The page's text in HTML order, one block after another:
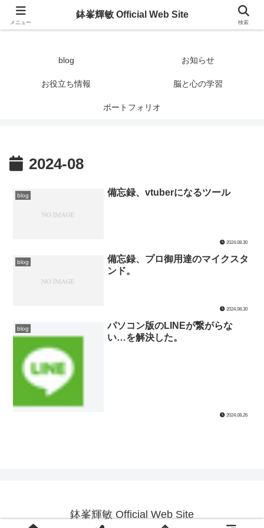
鉢峯輝敏 Official Web Site
blog お知らせ
お役立ち情報 脳と心の学習
ポートフォリオ
2024-08
blog 備忘録、vtuberになるツール
2024.08.30
blog
備忘録、プロ御用達のマイクスタ
ンド。
2024.08.30
blog
パソコン版のLINEが繋がらな
い…を解決した。
2024.08.26
鉢峯輝敏 Official Web Site
メニュー
鉢峯輝敏 Official Web Site
検索